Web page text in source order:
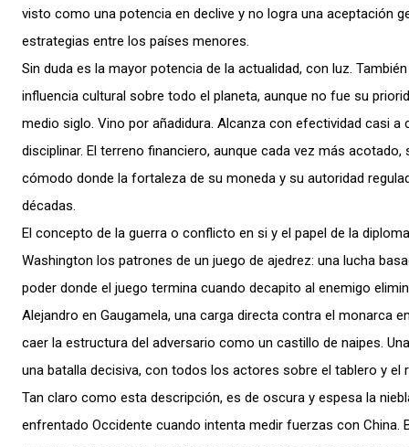
visto como una potencia en declive y no logra una aceptación
estrategias entre los países menores.
Sin duda es la mayor potencia de la actualidad, con luz.
influencia cultural sobre todo el planeta, aunque no fue su
medio siglo. Vino por añadidura. Alcanza con efectividad casi a
disciplinar. El terreno financiero, aunque cada vez más acotado,
cómodo donde la fortaleza de su moneda y su autoridad
décadas.
El concepto de la guerra o conflicto en si y el papel de la
Washington los patrones de un juego de ajedrez: una lucha
poder donde el juego termina cuando decapito al enemigo
Alejandro en Gaugamela, una carga directa contra el monarca
caer la estructura del adversario como un castillo de naipes.
una batalla decisiva, con todos los actores sobre el tablero y el
Tan claro como esta descripción, es de oscura y espesa la
enfrentado Occidente cuando intenta medir fuerzas con China.